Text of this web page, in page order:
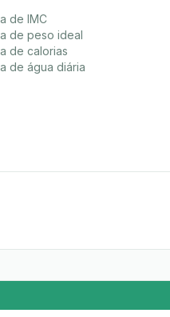
de IMC
de peso ideal
de calorias
de água diária